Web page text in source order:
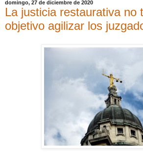
domingo, 27 de diciembre de 2020
La justicia restaurativa no
objetivo agilizar los